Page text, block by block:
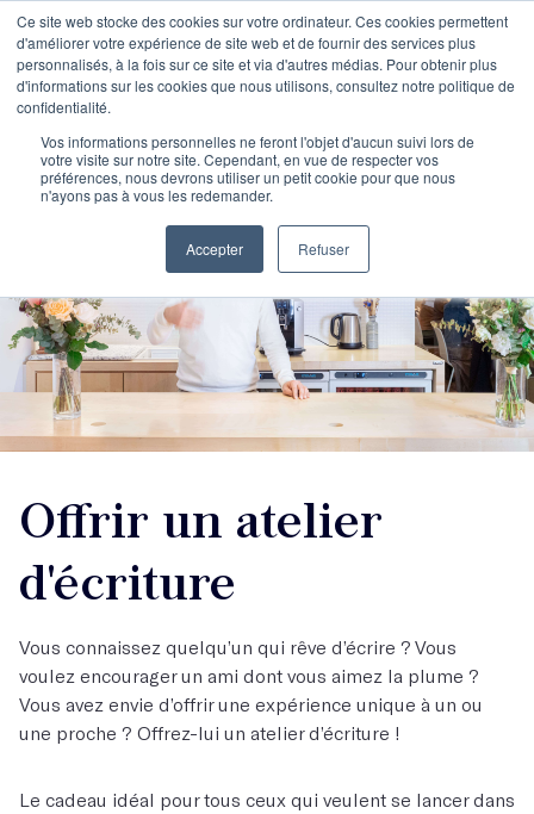
Ce site web stocke des cookies sur votre ordinateur. Ces cookies permettent
d'améliorer votre expérience de site web et de fournir des services plus
personnalisés, à la fois sur ce site et via d'autres médias. Pour obtenir plus
d'informations sur les cookies que nous utilisons, consultez notre politique de
confidentialité.
Vos informations personnelles ne feront l'objet d'aucun suivi lors de
votre visite sur notre site. Cependant, en vue de respecter vos
préférences, nous devrons utiliser un petit cookie pour que nous
n'ayons pas à vous les redemander.
Accepter Refuser
Offrir un atelier
d'écriture
Vous connaissez quelqu’un qui rêve d’écrire ? Vous
voulez encourager un ami dont vous aimez la plume ?
Vous avez envie d’offrir une expérience unique à un ou
une proche ? Offrez-lui un atelier d’écriture !
Le cadeau idéal pour tous ceux qui veulent se lancer dans